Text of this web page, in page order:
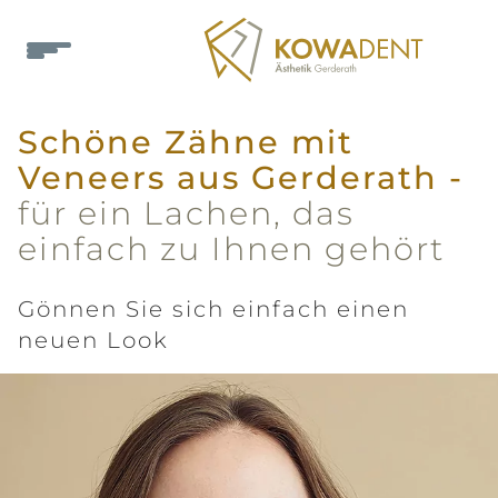
Schöne Zähne mit
Veneers aus Gerderath -
für ein Lachen, das
einfach zu Ihnen gehört
Gönnen Sie sich einfach einen
neuen Look